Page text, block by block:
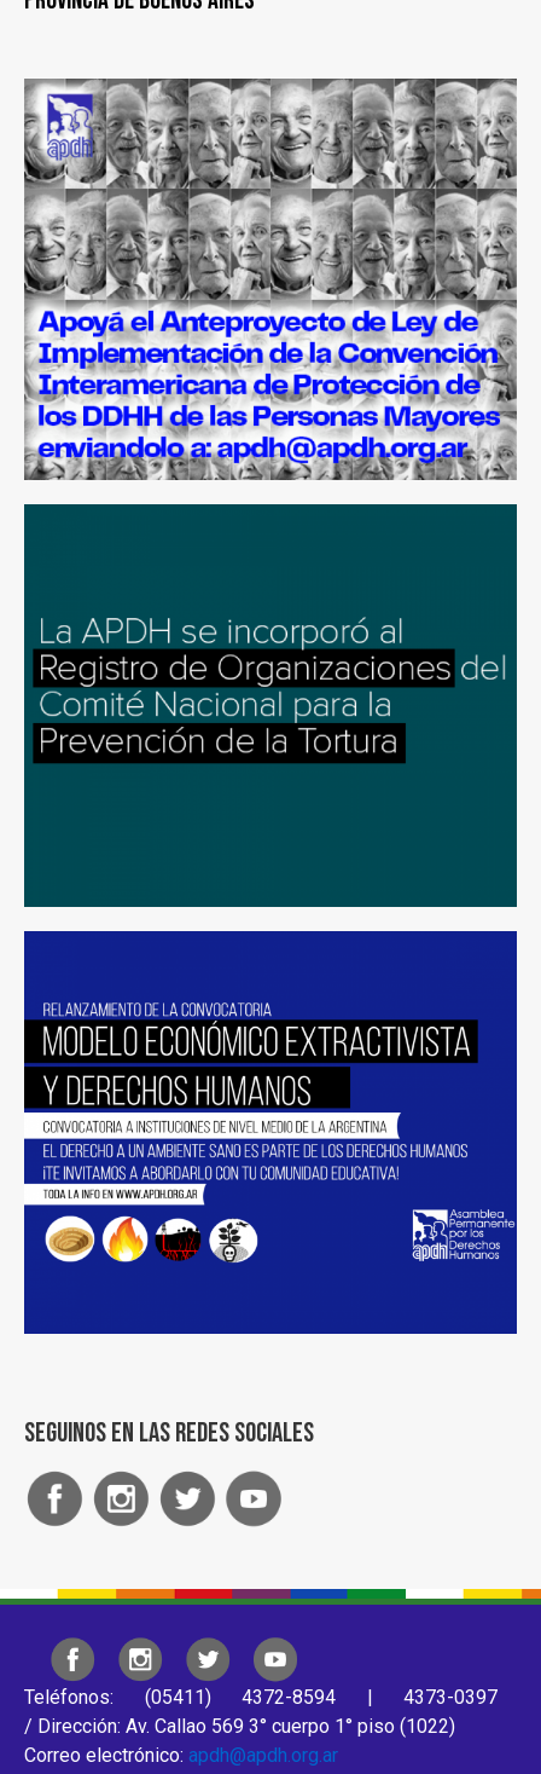
Seguinos en las redes sociales
Teléfonos: (05411) 4372-8594 | 4373-0397
/ Dirección: Av. Callao 569 3° cuerpo 1° piso (1022)
Correo electrónico: apdh@apdh.org.ar